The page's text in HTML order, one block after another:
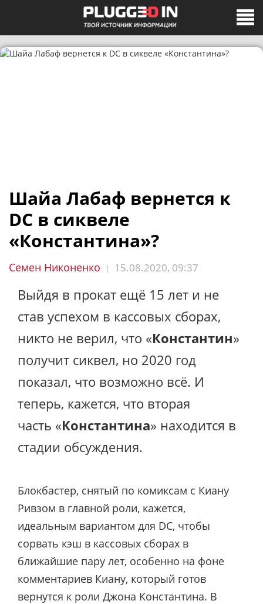
Шайа Лабаф вернется к
DC в сиквеле
«Константина»?
Семен Никоненко | 15.08.2020, 09:37
Выйдя в прокат ещё 15 лет и не
став успехом в кассовых сборах,
никто не верил, что «Константин»
получит сиквел, но 2020 год
показал, что возможно всё. И
теперь, кажется, что вторая
часть «Константина» находится в
стадии обсуждения.
Блокбастер, снятый по комиксам с Киану
Ривзом в главной роли, кажется,
идеальным вариантом для DC, чтобы
сорвать кэш в кассовых сборах в
ближайшие пару лет, особенно на фоне
комментариев Киану, который готов
вернутся к роли Джона Константина. В